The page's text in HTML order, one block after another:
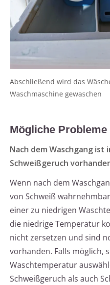
Abschließend wird das
Waschmaschine gewaschen
Mögliche
Nach dem Waschgang ist
Schweißgeruch
Wenn nach dem
von Schweiß
einer zu niedrigen
die niedrige Temperatur
nicht zersetzen und sind
vorhanden. Falls möglich,
Waschtemperatur
Schweißgeruch als auch